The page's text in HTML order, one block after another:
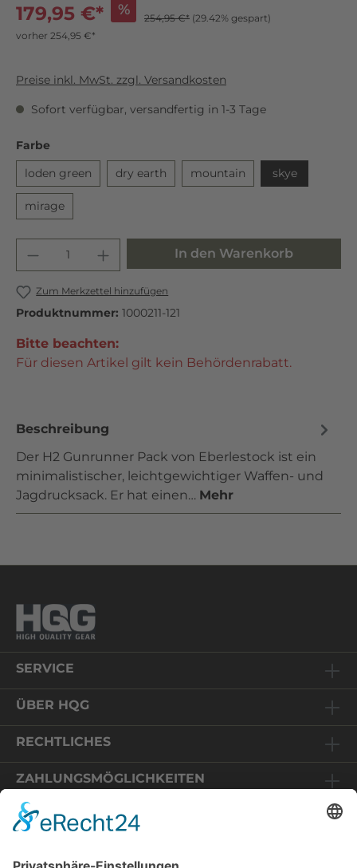
Relaunch HQG-Shop
179,95 €* % 254,95 €* (29.42% gespart)
vorher 254,95 €*
Preise inkl. MwSt. zzgl. Versandkosten
Sofort verfügbar, versandfertig in 1-3 Tage
Farbe
loden green
dry earth mountain skye
mirage
In den Warenkorb
Zum Merkzettel hinzufügen
Produktnummer: 1000211-121
Bitte beachten:
Für diesen Artikel gilt kein Behördenrabatt.
Beschreibung
Der H2 Gunrunner Pack von Eberlestock ist ein
minimalistischer, leichtgewichtiger Waffen- und
Jagdrucksack. Er hat einen… Mehr
SERVICE
ÜBER HQG
RECHTLICHES
ZAHLUNGSMÖGLICHKEITEN